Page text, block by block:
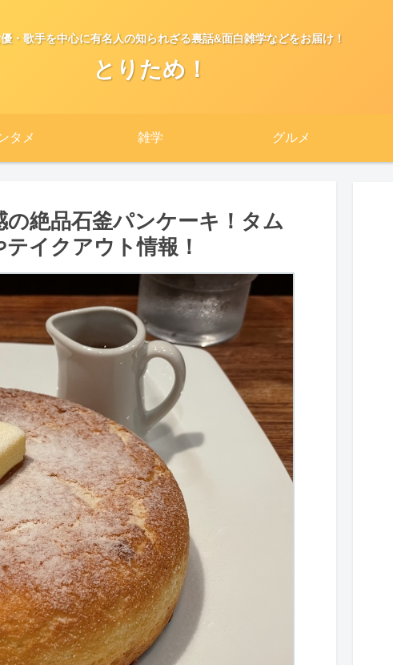
・歌手を中心に有名人の知られざる裏話&面白雑学などをお届け！
とりため！
タメ 雑学 グルメ
の絶品石釜パンケーキ！タム
イクアウト情報！